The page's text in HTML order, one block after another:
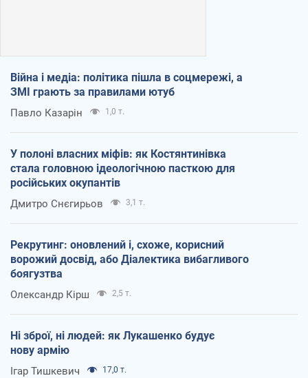
Війна і медіа: політика пішла в соцмережі, а
ЗМІ грають за правилами ютуб
Павло Казарін 1,0 т.
У полоні власних міфів: як Костянтинівка
стала головною ідеологічною пасткою для
російських окупантів
Дмитро Снєгирьов 3,1 т.
Рекрутинг: оновлений і, схоже, корисний
ворожий досвід, або Діалектика вибагливого
боягузтва
Олександр Кірш 2,5 т.
Ні зброї, ні людей: як Лукашенко будує
нову армію
Ігар Тишкевич 17,0 т.